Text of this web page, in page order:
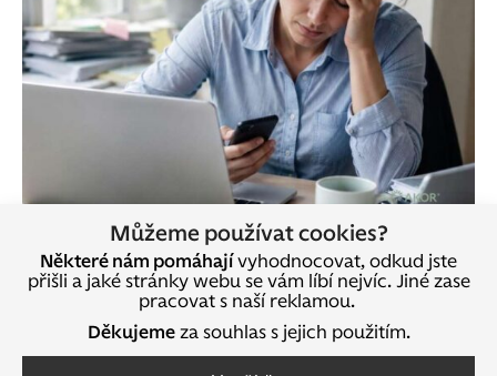
Můžeme používat cookies?
Některé nám pomáhají vyhodnocovat, odkud jste
přišli a jaké stránky webu se vám líbí nejvíc. Jiné zase
pracovat s naší reklamou.
Děkujemeza souhlas s jejich použitím.
Co umí opravdu dobrý
koučovací rozhovor